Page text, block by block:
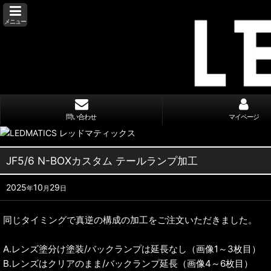
メニュー
問い合わせ マイページ
JF5/6 N-BOXカスタム テールランプ加工
2025年10 月 29 日
同じタイミングで真逆の構成の加工をご注文いただきました。
A.レンズ塗分け塗装/バックランプは延長なし（画像1～3枚目）
B.レンズはクリアのまま/バックランプ延長（画像4～6枚目）